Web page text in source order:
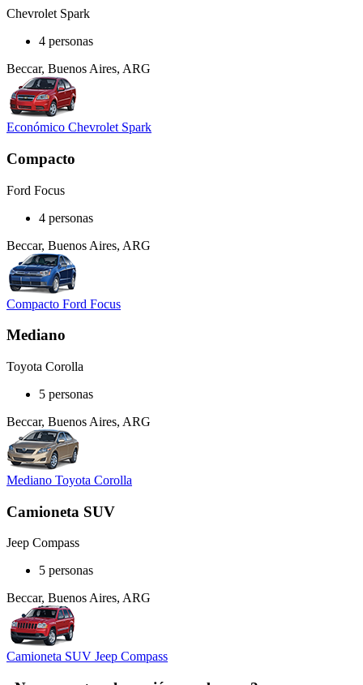
Chevrolet Spark
4 personas
Beccar, Buenos Aires, ARG
Económico Chevrolet Spark
Compacto
Ford Focus
4 personas
Beccar, Buenos Aires, ARG
Compacto Ford Focus
Mediano
Toyota Corolla
5 personas
Beccar, Buenos Aires, ARG
Mediano Toyota Corolla
Camioneta SUV
Jeep Compass
5 personas
Beccar, Buenos Aires, ARG
Camioneta SUV Jeep Compass